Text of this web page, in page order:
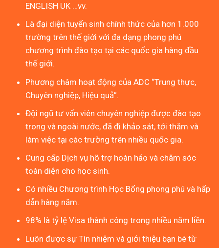
ENGLISH UK …vv.
Là đại diện tuyển sinh chính thức của hơn 1.000
trường trên thế giới với đa dạng phong phú
chương trình đào tạo tại các quốc gia hàng đầu
thế giới.
Phương châm hoạt động của ADC “Trung thực,
Chuyên nghiệp, Hiệu quả”.
Đội ngũ tư vấn viên chuyên nghiệp được đào tạo
trong và ngoài nước, đã đi khảo sát, tới thăm và
làm việc tại các trường trên nhiều quốc gia.
Cung cấp Dịch vụ hỗ trợ hoàn hảo và chăm sóc
toàn diện cho học sinh.
Có nhiều Chương trình Học Bổng phong phú và hấp
dẫn hàng năm.
98% là tỷ lệ Visa thành công trong nhiều năm liền.
Luôn được sự Tín nhiệm và giới thiệu bạn bè từ